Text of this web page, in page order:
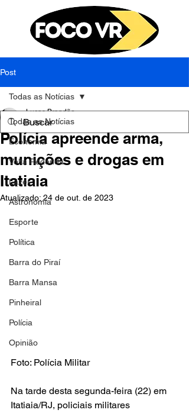
Post
Todas as Notícias
Economia
Volta Redonda
Lazer
Astronomia
Esporte
Política
Barra do Piraí
Barra Mansa
Pinheiral
Polícia
Opinião
Todas as Notícias
Polícia apreende arma,
munições e drogas em
Itatiaia
Lucas Brandão
24 de out. de 2023
Atualizado: 24 de out. de 2023
Foto: Polícia Militar
Na tarde desta segunda-feira (22) em
Itatiaia/RJ, policiais militares